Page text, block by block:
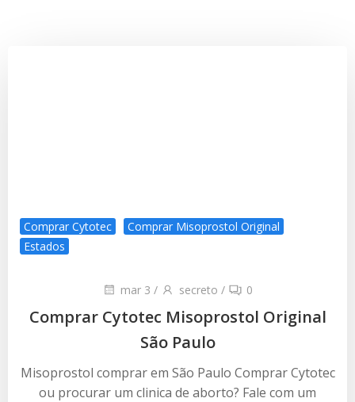
Comprar Cytotec
Comprar Misoprostol Original
Estados
mar 3 / secreto / 0
Comprar Cytotec Misoprostol Original
São Paulo
Misoprostol comprar em São Paulo Comprar Cytotec
ou procurar um clinica de aborto? Fale com um